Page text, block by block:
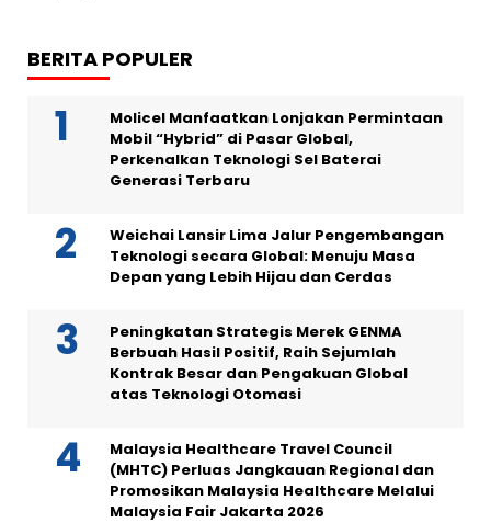
BERITA POPULER
Molicel Manfaatkan Lonjakan Permintaan
Mobil “Hybrid” di Pasar Global,
Perkenalkan Teknologi Sel Baterai
Generasi Terbaru
Weichai Lansir Lima Jalur Pengembangan
Teknologi secara Global: Menuju Masa
Depan yang Lebih Hijau dan Cerdas
Peningkatan Strategis Merek GENMA
Berbuah Hasil Positif, Raih Sejumlah
Kontrak Besar dan Pengakuan Global
atas Teknologi Otomasi
Malaysia Healthcare Travel Council
(MHTC) Perluas Jangkauan Regional dan
Promosikan Malaysia Healthcare Melalui
Malaysia Fair Jakarta 2026